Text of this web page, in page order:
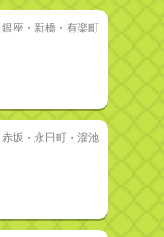
銀座・新橋・有楽町
赤坂・永田町・溜池